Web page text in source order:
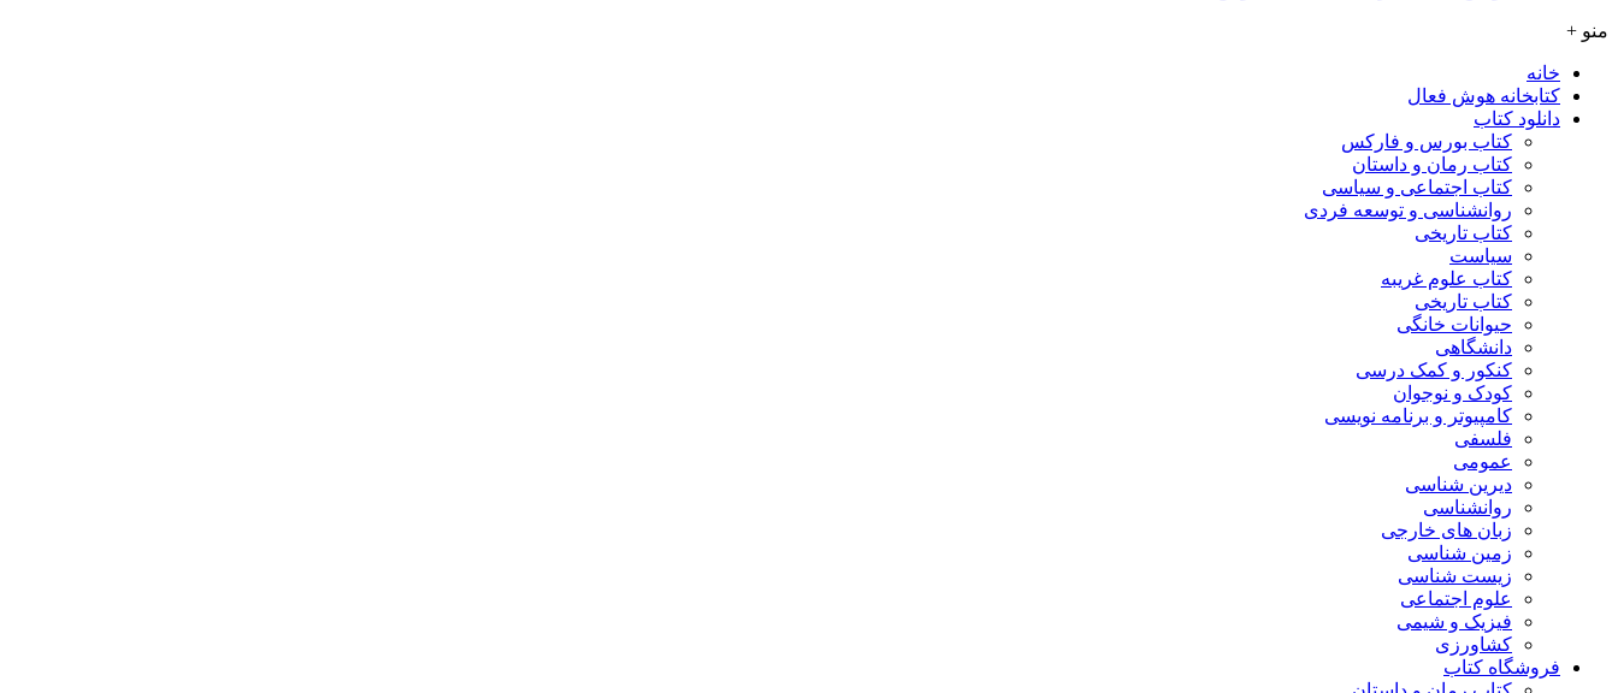
منو +
خانه
کتابخانه هوش فعال
دانلود کتاب
کتاب بورس و فارکس
کتاب رمان و داستان
کتاب اجتماعی و سیاسی
روانشناسی و توسعه فردی
کتاب تاریخی
سیاست
کتاب علوم غریبه
کتاب تاریخی
حیوانات خانگی
دانشگاهی
کنکور و کمک‌ درسی
کودک و نوجوان
کامپیوتر و برنامه نویسی
فلسفی
عمومی
دیرین شناسی
روانشناسی
زبان های خارجی
زمین شناسی
زیست شناسی
علوم اجتماعی
فیزیک و شیمی
کشاورزی
فروشگاه کتاب